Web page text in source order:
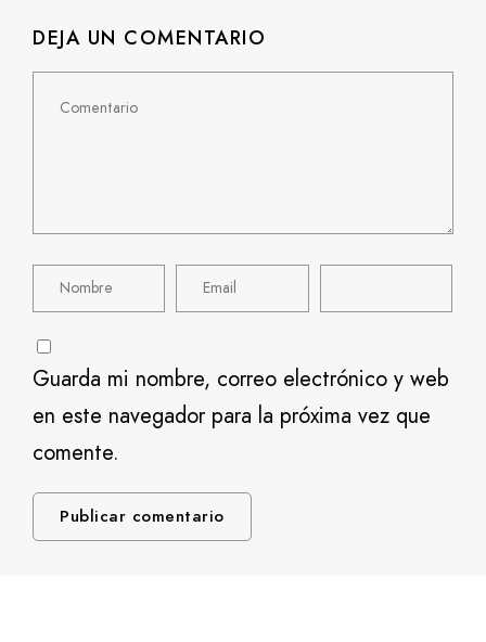
DEJA UN COMENTARIO
Guarda mi nombre, correo electrónico y web
en este navegador para la próxima vez que
comente.